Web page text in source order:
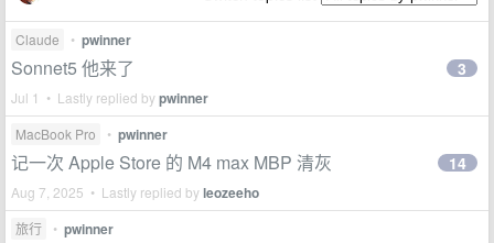
Claude • pwinner
Sonnet5 他来了
Jul 1 • Lastly replied bypwinner
3
MacBook Pro • pwinner
记一次 Apple Store 的 M4 max MBP 清灰
Aug 7, 2025 • Lastly replied byleozeeho
14
旅行 • pwinner